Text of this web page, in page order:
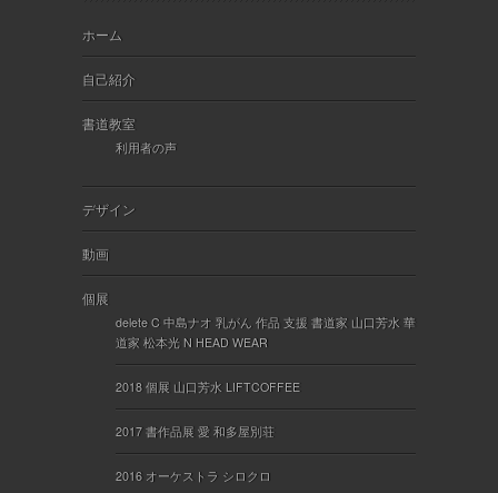
ホーム
自己紹介
書道教室
利用者の声
デザイン
動画
個展
delete C 中島ナオ 乳がん 作品 支援 書道家 山口芳水 華
道家 松本光 N HEAD WEAR
2018 個展 山口芳水 LIFTCOFFEE
2017 書作品展 愛 和多屋別荘
2016 オーケストラ シロクロ